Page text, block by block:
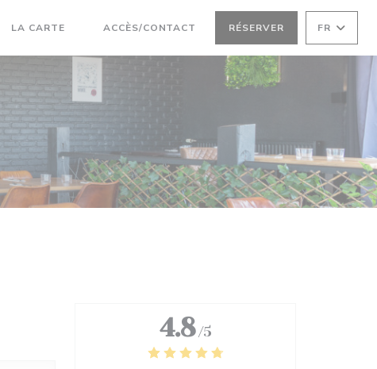
LA CARTE((OUVRE UNE NOUVELLE FENÊTRE))
ACCÈS/CONTACT RÉSERVER FR
4.8 /5